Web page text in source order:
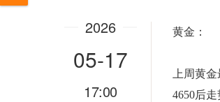
2026
05-17
17:00
黄金：
上周黄
4650后